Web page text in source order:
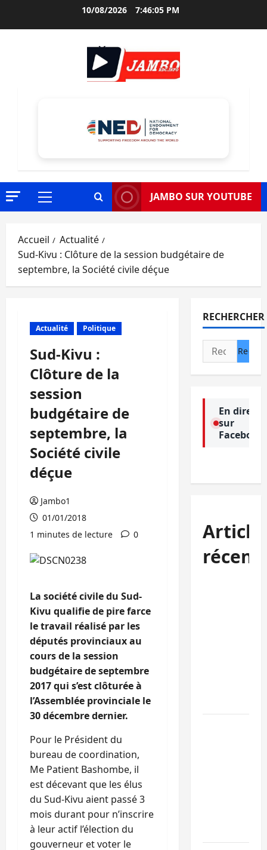
10/08/2026 7:46:07 PM
Menu
JAMBO SUR YOUTUBE
Accueil
Actualité
Sud-Kivu : Clôture de la session budgétaire de
septembre, la Société civile déçue
Actualité Politique
Sud-Kivu :
Clôture de la
session
budgétaire de
septembre, la
Société civile
déçue
Jambo1
01/01/2018
1 minutes de lecture
0
La société civile du Sud-
Kivu qualifie de pire farce
le travail réalisé par les
députés provinciaux au
cours de la session
budgétaire de septembre
2017 qui s’est clôturée à
l’Assemblée provinciale le
30 décembre dernier.
Pour le Président du
bureau de coordination,
Me Patient Bashombe, il
est décevant que les élus
du Sud-Kivu aient passé 3
mois durant pour n’inscrire
à leur actif l’élection du
gouverneur et voter le
RECHERCHER
Rechercher :
En direct
sur
Facebook